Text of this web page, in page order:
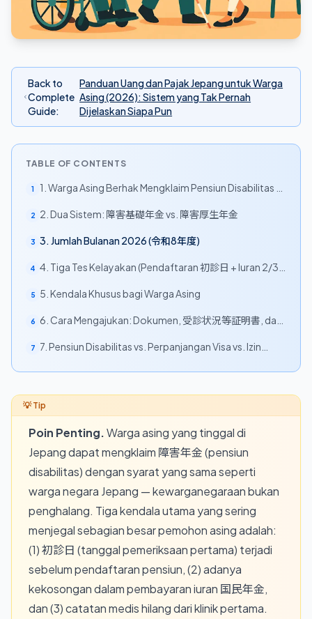
Back to
Complete
Guide:
Panduan Uang dan Pajak Jepang untuk Warga
Asing (2026): Sistem yang Tak Pernah
Dijelaskan Siapa Pun
TABLE OF CONTENTS
1
1. Warga Asing Berhak Mengklaim Pensiun Disabilitas —
2 2. Dua Sistem: 障害基礎年金 vs. 障害厚生年金
3 3. Jumlah Bulanan 2026 (令和8年度)
4 4. Tiga Tes Kelayakan (Pendaftaran 初診日 + Iuran 2/3 +
5 5. Kendala Khusus bagi Warga Asing
6
6. Cara Mengajukan: Dokumen, 受診状況等証明書, dan
7
7. Pensiun Disabilitas vs. Perpanjangan Visa vs. Izin
Poin Penting.Warga asing yang tinggal di
Jepang dapat mengklaim 障害年金 (pensiun
disabilitas) dengan syarat yang sama seperti
warga negara Jepang — kewarganegaraan bukan
penghalang. Tiga kendala utama yang sering
menjegal sebagian besar pemohon asing adalah:
(1) 初診日 (tanggal pemeriksaan pertama) terjadi
sebelum pendaftaran pensiun, (2) adanya
kekosongan dalam pembayaran iuran 国民年金,
dan (3) catatan medis hilang dari klinik pertama.